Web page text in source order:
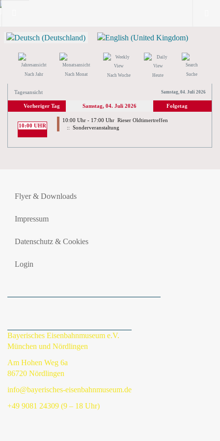
Nach Jahr Nach Monat Nach Woche Heute Suche
Tagesansicht Samstag, 04. Juli 2026
Vorheriger Tag Samstag, 04. Juli 2026 Folgetag
10:00 UHR
10:00 Uhr - 17:00 Uhr Rieser Oldtimertreffen
:: Sonderveranstaltung
Flyer & Downloads
Impressum
Datenschutz & Cookies
Login
Bayerisches Eisenbahnmuseum e.V.
München und Nördlingen
Am Hohen Weg 6a
86720 Nördlingen
info@bayerisches-eisenbahnmuseum.de
+49 9081 24309 (9 – 18 Uhr)